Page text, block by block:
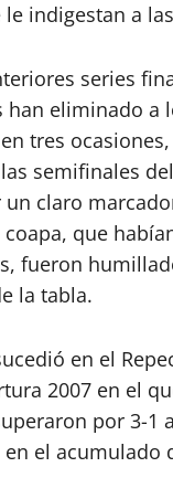
le indigestan a
series
han eliminado a
tres
semifinales
un claro
coapa, que
fueron
la tabla.
en el
2007 en el
por 3-1
el acumulado